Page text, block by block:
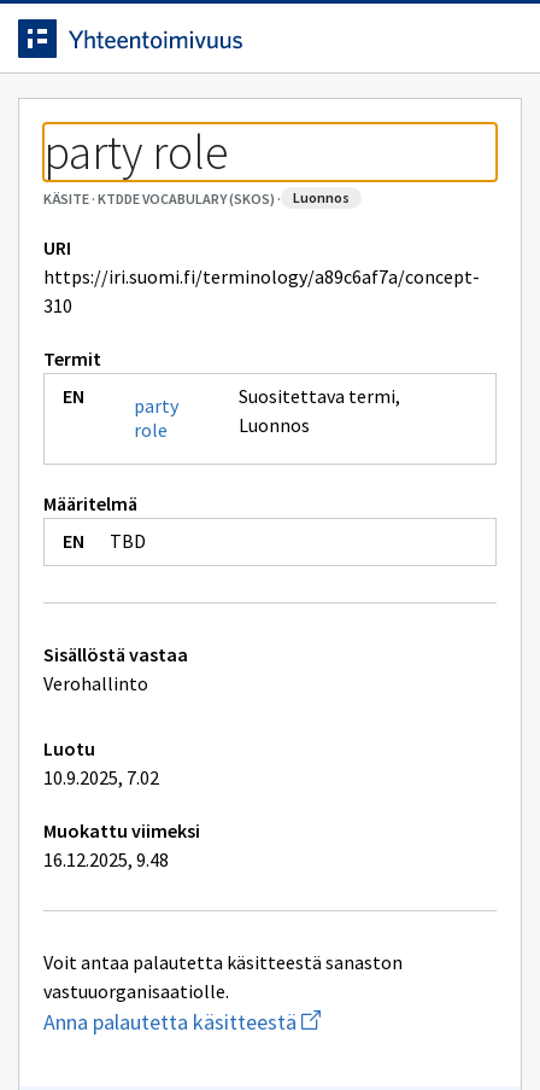
Siirrytty
sivulle
Siirry suoraan sisältöön.
party role
KÄSITE· KTDDE VOCABULARY (SKOS) · luonnos
URI
https://iri.suomi.fi/terminology/a89c6af7a/concept-
310
Termit
party
role
Suositettava termi,
Luonnos
Määritelmä
TBD
Tekniset
lisätiedot
Sisällöstä vastaa
Verohallinto
Luotu
10.9.2025, 7.02
Muokattu viimeksi
16.12.2025, 9.48
Voit antaa palautetta käsitteestä sanaston
vastuuorganisaatiolle.
Anna palautetta käsitteestä Aloita
uuden